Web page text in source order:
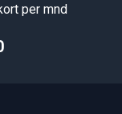
per mnd